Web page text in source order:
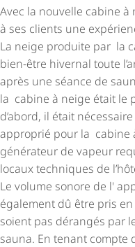
Avec la nouvelle cabine à
à ses clients une
La neige produite par la
bien-être hivernal toute
après une séance de
la cabine à neige était le
d’abord, il était
approprié pour la cabine
générateur de vapeur
locaux techniques de
Le volume sonore de l'
également dû être pris
soient pas dérangés par
sauna. En tenant compte